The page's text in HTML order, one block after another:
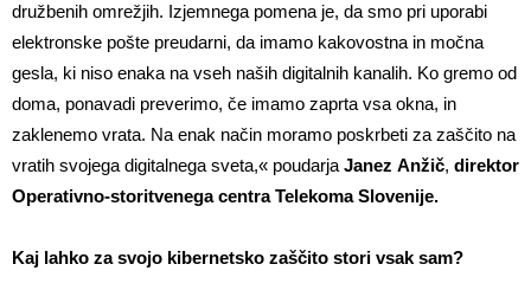
družbenih omrežjih. Izjemnega pomena je, da smo pri uporabi
elektronske pošte preudarni, da imamo kakovostna in močna
gesla, ki niso enaka na vseh naših digitalnih kanalih. Ko gremo od
doma, ponavadi preverimo, če imamo zaprta vsa okna, in
zaklenemo vrata. Na enak način moramo poskrbeti za zaščito na
vratih svojega digitalnega sveta,« poudarja Janez Anžič, direktor
Operativno-storitvenega centra Telekoma Slovenije.
Kaj lahko za svojo kibernetsko zaščito stori vsak sam?